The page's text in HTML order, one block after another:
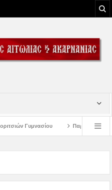
Παρακλήσεις πρώτης εβδομάδος